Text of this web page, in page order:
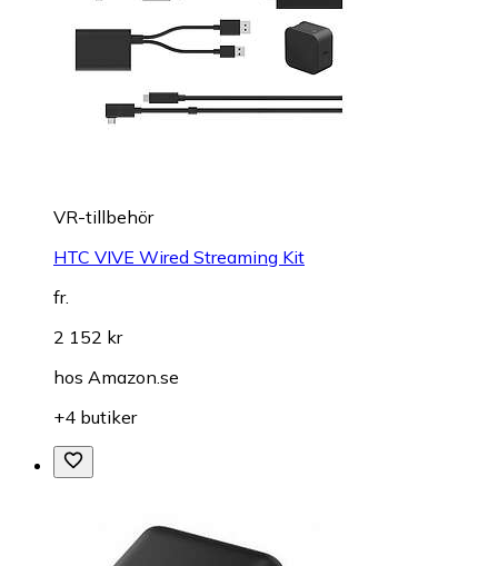
VR-tillbehör
HTC VIVE Wired Streaming Kit
fr.
2 152 kr
hos Amazon.se
+4 butiker